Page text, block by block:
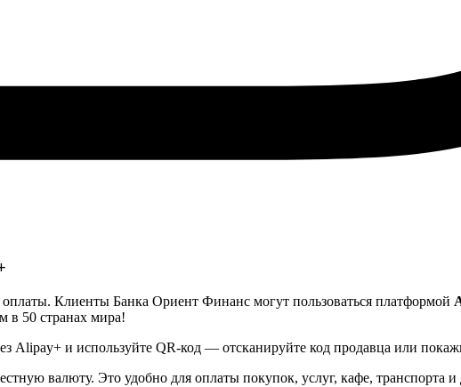
Клиенты Банка Ориент Финанс могут пользоваться платформой
в 50 странах мира!
Alipay+ и используйте QR-код — отсканируйте код продавца или
валюту. Это удобно для оплаты покупок, услуг, кафе, транспорта и